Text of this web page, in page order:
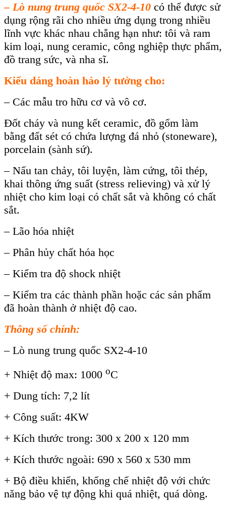
– Lò nung trung quốc SX2-4-10 có thể được sử
dụng rộng rãi cho nhiều ứng dụng trong nhiều
lĩnh vực khác nhau chẳng hạn như: tôi và ram
kim loại, nung ceramic, công nghiệp thực phẩm,
đồ trang sức, và nha sĩ.
Kiểu dáng hoàn hảo lý tưởng cho:
– Các mẫu tro hữu cơ và vô cơ.
Đốt cháy và nung kết ceramic, đồ gốm làm
bằng đất sét có chứa lượng đá nhỏ (stoneware),
porcelain (sành sứ).
– Nấu tan chảy, tôi luyện, làm cứng, tôi thép,
khai thông ứng suất (stress relieving) và xử lý
nhiệt cho kim loại có chất sắt và không có chất
sắt.
– Lão hóa nhiệt
– Phân hủy chất hóa học
– Kiểm tra độ shock nhiệt
– Kiểm tra các thành phần hoặc các sản phẩm
đã hoàn thành ở nhiệt độ cao.
Thông số chính:
– Lò nung trung quốc SX2-4-10
+ Nhiệt độ max: 1000 oC
+ Dung tích: 7,2 lít
+ Công suất: 4KW
+ Kích thước trong: 300 x 200 x 120 mm
+ Kích thước ngoài: 690 x 560 x 530 mm
+ Bộ điều khiển, khống chế nhiệt độ với chức
năng bảo vệ tự động khi quá nhiệt, quá dòng.